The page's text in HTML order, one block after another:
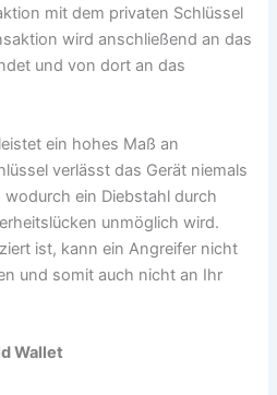
mit dem privaten Schlüssel
wird anschließend an das
und von dort an das
ein hohes Maß an
verlässt das Gerät niemals
ein Diebstahl durch
unmöglich wird.
ist, kann ein Angreifer nicht
und somit auch nicht an Ihr
Wallet